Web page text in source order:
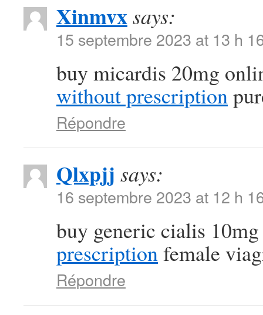
Xinmvxsays:
15 septembre 2023 at 13 h
buy micardis 20mg
without prescription
Répondre
Qlxpjj says:
16 septembre 2023 at 12 h
buy generic cialis
prescriptionfemale
Répondre